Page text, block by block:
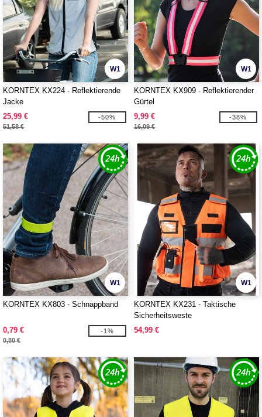
W1
KORNTEX KX224 - Reflektierende
Jacke
25,99 €
51,58 €
-50%
W1
KORNTEX KX909 - Reflektierender
Gürtel
9,99 €
16,09 €
-38%
W1
KORNTEX KX803 - Schnappband
0,79 €
0,80 €
-1%
W1
KORNTEX KX231 - Taktische
Sicherheitsweste
54,99 €